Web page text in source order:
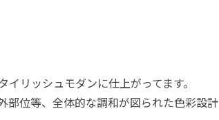
リッシュモダンに仕上がってます。
部位等、全体的な調和が図られた色彩設計